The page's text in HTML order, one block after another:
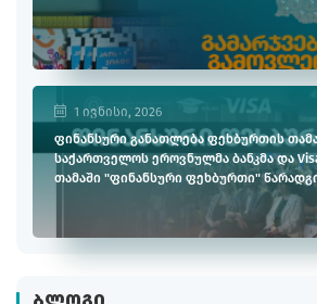
1 ივნისი, 2026
ფინანსური განათლება ფეხბურთის
საქართველოს ეროვნულმა ბანკმა და
თამაში "ფინანსური ფეხბურთი"